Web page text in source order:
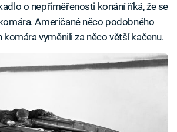
o nepřiměřenosti konání říká, že se
Američané něco podobného
komára vyměnili za něco větší kačenu.